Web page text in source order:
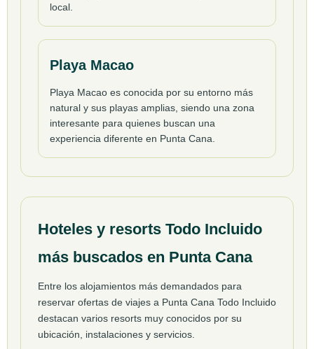
local.
Playa Macao
Playa Macao es conocida por su entorno más
natural y sus playas amplias, siendo una zona
interesante para quienes buscan una
experiencia diferente en Punta Cana.
Hoteles y resorts Todo Incluido
más buscados en Punta Cana
Entre los alojamientos más demandados para
reservar ofertas de viajes a Punta Cana Todo Incluido
destacan varios resorts muy conocidos por su
ubicación, instalaciones y servicios.